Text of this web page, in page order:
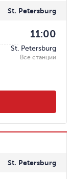
St. Petersburg
11:00
St. Petersburg
Все станции
St. Petersburg